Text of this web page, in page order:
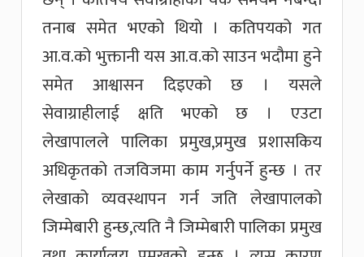
तनाब समेत भएको थियो । कतिपयको गत
आ.व.को भुक्तानी यस आ.व.को साउन भदौमा हुने
समेत आश्वासन दिइएको छ । यसले
सेवाग्राहीलाई क्षति भएको छ । एउटा
लेखापालले पालिका प्रमुख,प्रमुख प्रशासकिय
अधिकृतको तजविजमा काम गर्नुपर्ने हुन्छ । तर
लेखाको व्यवस्थापन गर्न जति लेखापालको
जिम्मेबारी हुन्छ,त्यति नै जिम्मेबारी पालिका प्रमुख